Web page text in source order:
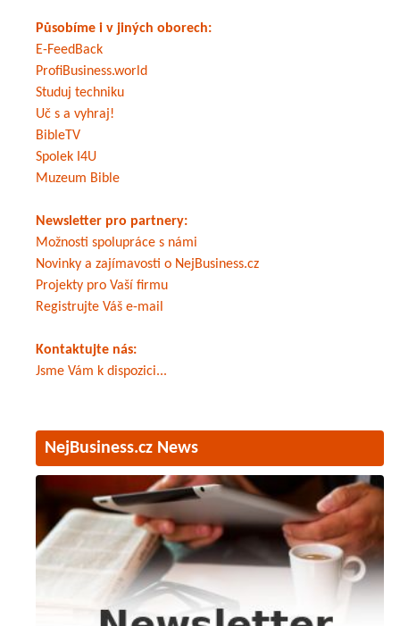
Působíme i v jiných oborech:
E-FeedBack
ProfiBusiness.world
Studuj techniku
Uč s a vyhraj!
BibleTV
Spolek I4U
Muzeum Bible
Newsletter pro partnery:
Možnosti spolupráce s námi
Novinky a zajímavosti o NejBusiness.cz
Projekty pro Vaší firmu
Registrujte Váš e-mail
Kontaktujte nás:
Jsme Vám k dispozici...
NejBusiness.cz News